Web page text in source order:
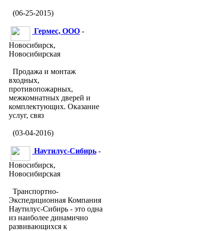
(06-25-2015)
Гермес, ООО -
Новосибирск,
Новосибирская
Продажа и монтаж
входных,
противопожарных,
межкомнатных дверей и
комплектующих. Оказание
услуг, связ
(03-04-2016)
Наутилус-Сибирь -
Новосибирск,
Новосибирская
Транспортно-
Экспедиционная Компания
Наутилус-Сибирь - это одна
из наиболее динамично
развивающихся к